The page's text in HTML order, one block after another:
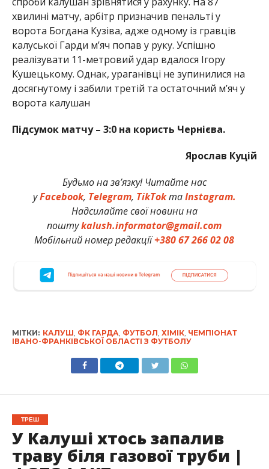
хвилині матчу, арбітр призначив пенальті у
ворота Богдана Кузіва, адже одному із гравців
калуської Гарди м’яч попав у руку. Успішно
реалізувати 11-метровий удар вдалося Ігору
Кушецькому. Однак, ураганівці не зупинилися на
досягнутому і забили третій та остаточний м’яч у
ворота калушан
Підсумок матчу – 3:0 на користь Чернієва.
Ярослав Куцій
Будьмо на зв’язку! Читайте нас
уFacebook, Telegram, TikTokтаInstagram.
Надсилайте свої новини на
поштуkalush.informator@gmail.com
Мобільний номер редакції+380 67 266 02 08
МІТКИ: КАЛУШ ФК ГАРДА ФУТБОЛ ХІМІК, ЧЕМПІОНАТ
ІВАНО-ФРАНКІВСЬКОЇ ОБЛАСТІ З ФУТБОЛУ
ТРЕШ
У Калуші хтось запалив
траву біля газової труби |